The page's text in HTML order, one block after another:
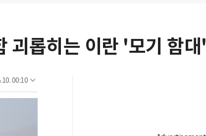
롭히는 이란 '모기 함대'
00:10